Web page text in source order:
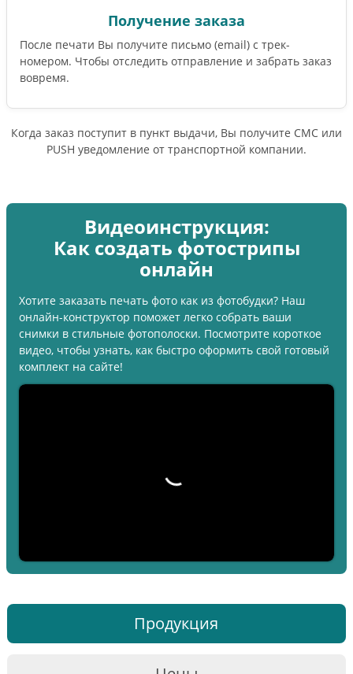
Получение заказа
После печати Вы получите письмо (email) c трек-
номером. Чтобы отследить отправление и забрать заказ
вовремя.
Когда заказ поступит в пункт выдачи, Вы получите СМС или
PUSH уведомление от транспортной компании.
Видеоинструкция:
Как создать фотострипы
онлайн
Хотите заказать печать фото как из фотобудки? Наш
онлайн-конструктор поможет легко собрать ваши
снимки в стильные фотополоски. Посмотрите короткое
видео, чтобы узнать, как быстро оформить свой готовый
комплект на сайте!
Продукция